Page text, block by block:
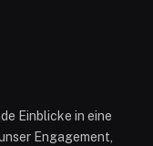
Einblicke in eine
Engagement,